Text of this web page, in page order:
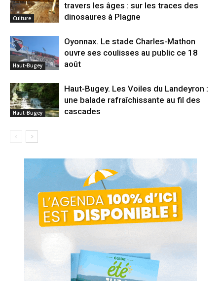
Culture
travers les âges : sur les traces des
dinosaures à Plagne
Haut-Bugey
Oyonnax. Le stade Charles-Mathon
ouvre ses coulisses au public ce 18
août
Haut-Bugey
Haut-Bugey. Les Voiles du Landeyron :
une balade rafraîchissante au fil des
cascades